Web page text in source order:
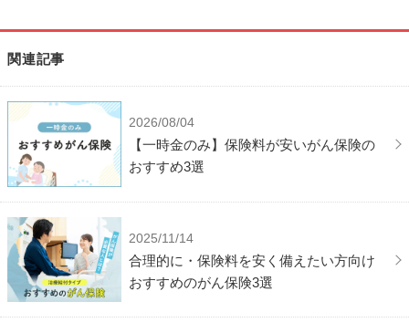
関連記事
2026/08/04
【一時金のみ】保険料が安いがん保険の
おすすめ3選
2025/11/14
合理的に・保険料を安く備えたい方向け
おすすめのがん保険3選